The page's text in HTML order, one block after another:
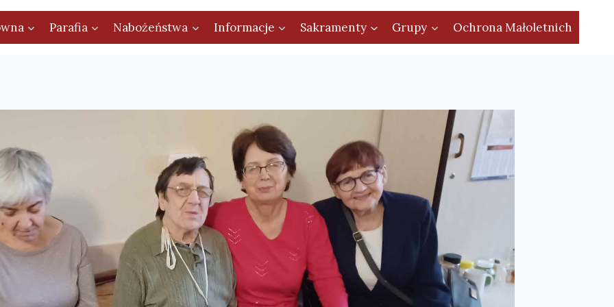
Parafia Nabożeństwa Informacje Sakramenty Grupy Ochrona Małoletnich